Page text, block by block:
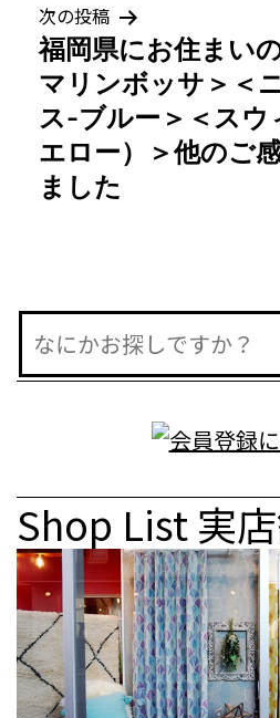
ー
シ
ョ
ン
次の投稿
福岡県にお住まい
マリンボッサ＞＜
ス-ブルー＞＜スウ
エロー）＞他のご
ました
Shop List実